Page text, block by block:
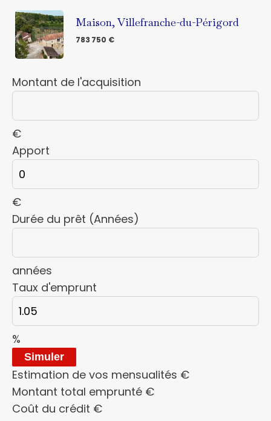
Maison, Villefranche-du-Périgord
783 750 €
Montant de l'acquisition
€
Apport
€
Durée du prêt (Années)
années
Taux d'emprunt
%
Simuler
Estimation de vos mensualités €
Montant total emprunté €
Coût du crédit €